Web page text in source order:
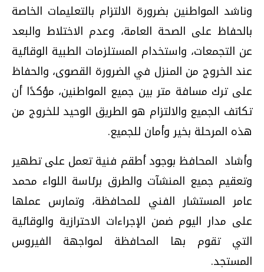
وناشد المواطنين بضرورة الالتزام بالتعليمات الخاصة
بالحفاظ على الصحة العامة، وعدم الاختلاط والبعد
عن التجمعات، واستخدام المستلزمات الطبية الوقائية
عند الخروج من المنزل في الضرورة القصوى، والحفاظ
على ترك مسافة متر بين جميع المواطنين، مؤكدًا أن
تكاتف الجميع والالتزام هو الطريق الوحيد للخروج من
هذه المرحلة بخير وأمان للجميع.
وأشاد المحافظ بوجود أطقم فنية تعمل على تطهير
وتعقيم جميع المنشآت والطرق برئاسة اللواء محمد
عامر المستشار الفني للمحافظة، وتمارس عملها
على مدار اليوم ضمن الإجراءات الاحترازية والوقائية
التي تقوم بها المحافظة لمواجهة الفيروس
المستجد.